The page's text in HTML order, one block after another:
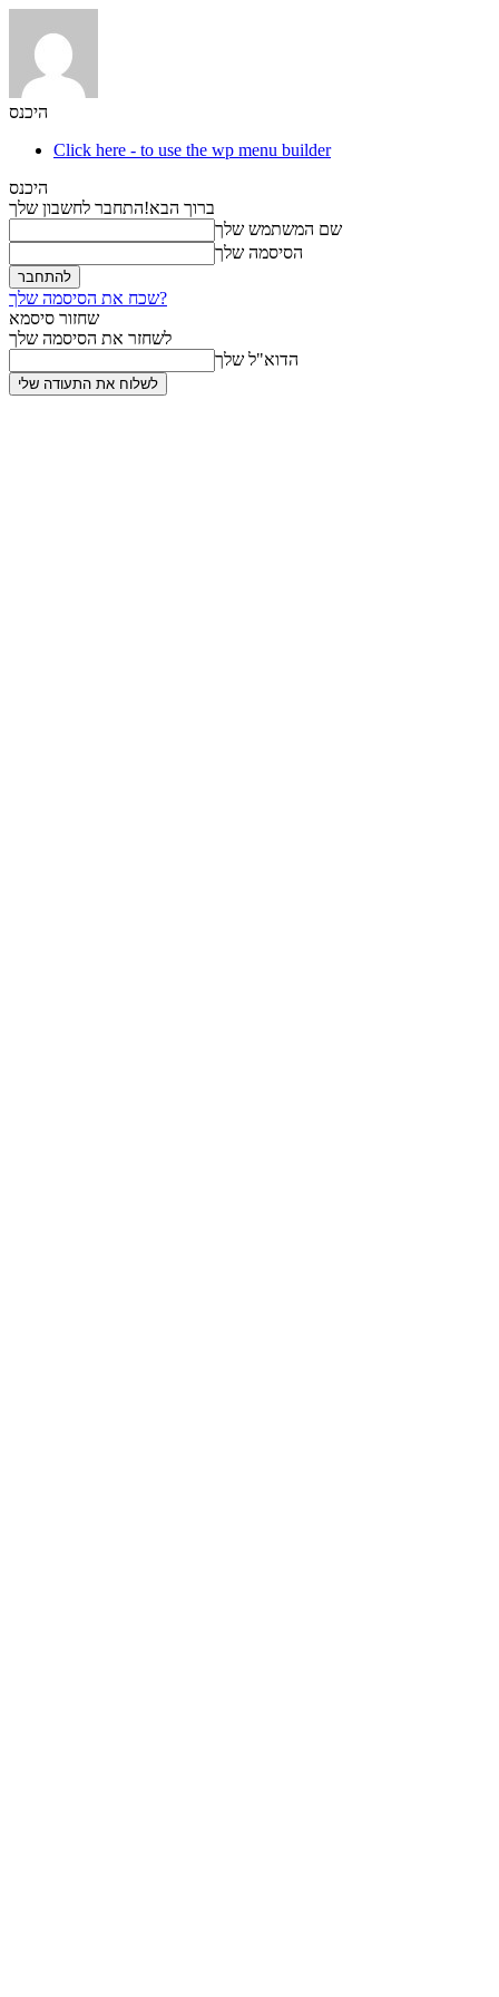
היכנס
Click here - to use the wp menu builder
היכנס
ברוך הבא!התחבר לחשבון שלך
שם המשתמש שלך
הסיסמה שלך
שכח את הסיסמה שלך?
שחזור סיסמא
לשחזר את הסיסמה שלך
הדוא"ל שלך